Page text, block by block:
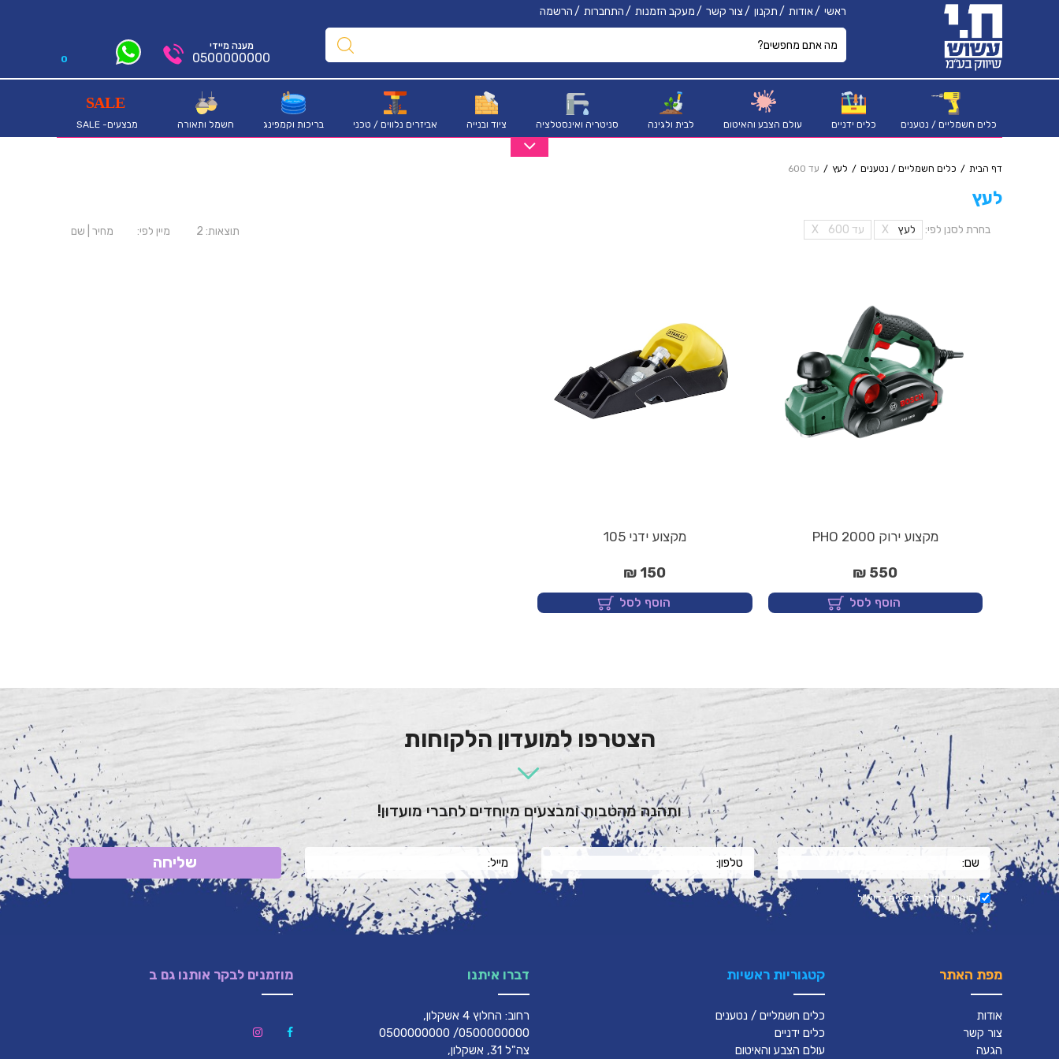
0
ראשי אודות תקנון צור קשר מעקב הזמנות התחברות הרשמה
כלים חשמליים / נטענים כלים ידניים עולם הצבע והאיטום לבית ולגינה סניטריה ואינסטלציה ציוד ובנייה אביזרים נלווים / טכני בריכות וקמפינג חשמל ותאורה מבצעים- SALE
מענה מיידי
0500000000
דף הבית כלים חשמליים / נטענים לעץ עד 600
לעץ
בחרת לסנן לפי: X לעץ X עד 600 תוצאות: 2 מיין לפי: מחיר שם
מקצוע ירוק PHO 2000
550 ₪
הוסף לסל
מקצוע ידני 105
150 ₪
הוסף לסל
הצטרפו למועדון הלקוחות
ותהנה מהטבות ומבצעים מיוחדים לחברי מועדון!
שליחה
מעוניין לקבל מבצעים בדוא"ל
מפת האתר
אודות
צור קשר
הגעה
קטגוריות ראשיות
כלים חשמליים / נטענים
כלים ידניים
עולם הצבע והאיטום
דברו איתנו
רחוב: החלוץ 4 אשקלון,
0500000000/ 0500000000
צה"ל 31, אשקלון,
מוזמנים לבקר אותנו גם ב